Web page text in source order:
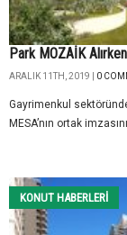
Park MOZAİK
ARALIK 11TH, 2019 | 0
Gayrimenkul
MESA’nın ortak
KONUT HABERLERI